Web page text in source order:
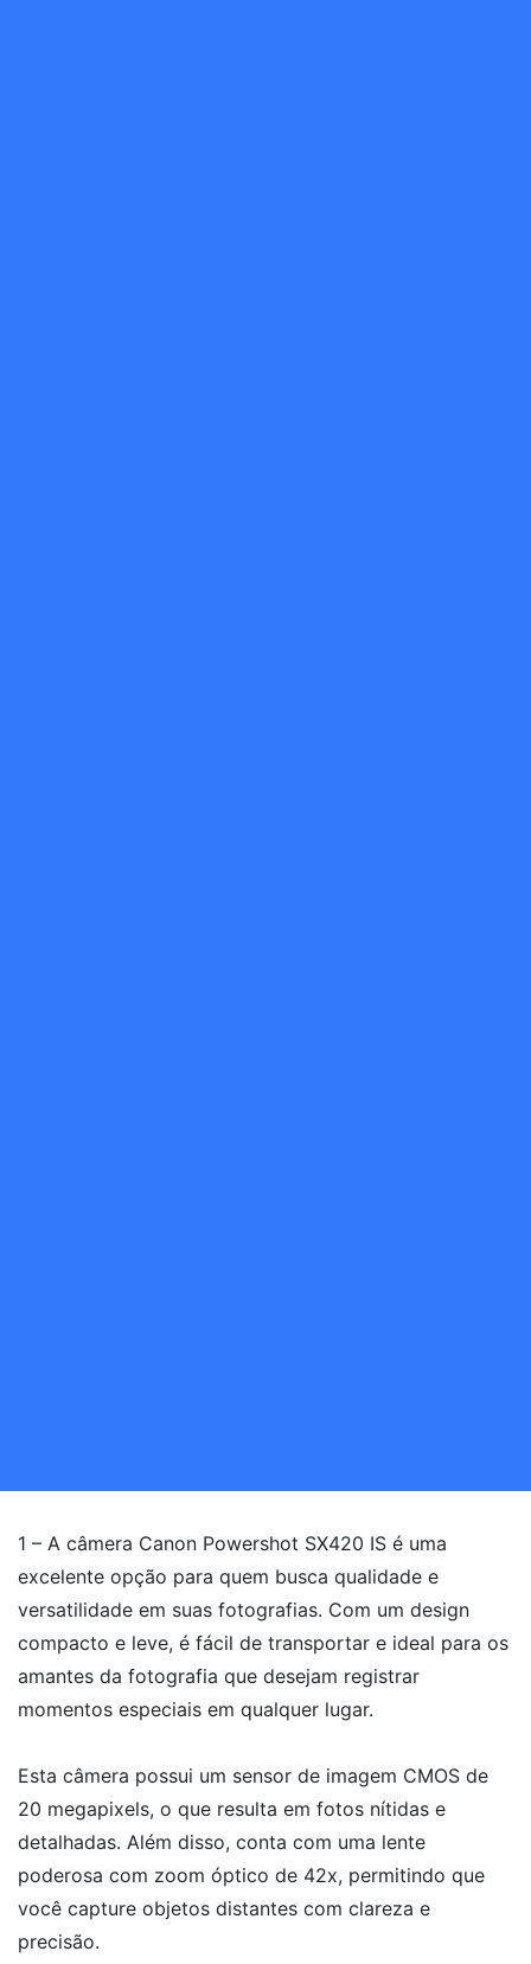
1 – A câmera Canon Powershot SX420 IS é uma
excelente opção para quem busca qualidade e
versatilidade em suas fotografias. Com um design
compacto e leve, é fácil de transportar e ideal para os
amantes da fotografia que desejam registrar
momentos especiais em qualquer lugar.
Esta câmera possui um sensor de imagem CMOS de
20 megapixels, o que resulta em fotos nítidas e
detalhadas. Além disso, conta com uma lente
poderosa com zoom óptico de 42x, permitindo que
você capture objetos distantes com clareza e
precisão.